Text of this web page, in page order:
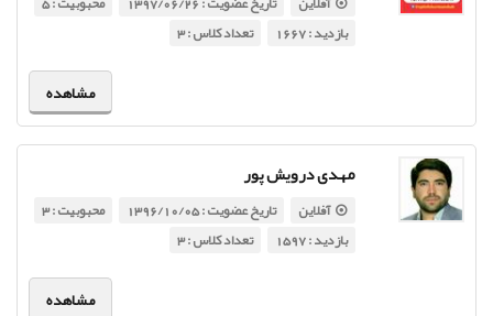
بازدید : 1667
تعداد کلاس : 3
مشاهده
مهدی درویش پور
آفلاین تاریخ عضویت : 1396/10/05
محبوبیت : 3
بازدید : 1597
تعداد کلاس : 3
مشاهده